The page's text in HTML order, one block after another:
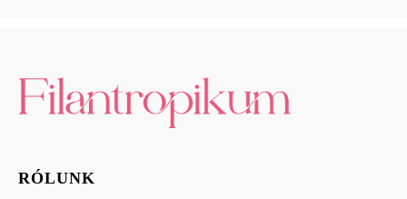
RÓLUNK